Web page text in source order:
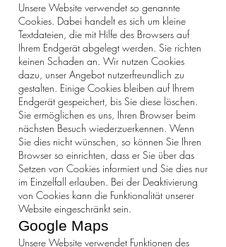
Unsere Website verwendet so genannte
Cookies. Dabei handelt es sich um kleine
Textdateien, die mit Hilfe des Browsers auf
Ihrem Endgerät abgelegt werden. Sie richten
keinen Schaden an. Wir nutzen Cookies
dazu, unser Angebot nutzerfreundlich zu
gestalten. Einige Cookies bleiben auf Ihrem
Endgerät gespeichert, bis Sie diese löschen.
Sie ermöglichen es uns, Ihren Browser beim
nächsten Besuch wiederzuerkennen. Wenn
Sie dies nicht wünschen, so können Sie Ihren
Browser so einrichten, dass er Sie über das
Setzen von Cookies informiert und Sie dies nur
im Einzelfall erlauben. Bei der Deaktivierung
von Cookies kann die Funktionalität unserer
Website eingeschränkt sein.
Google Maps
Unsere Website verwendet Funktionen des